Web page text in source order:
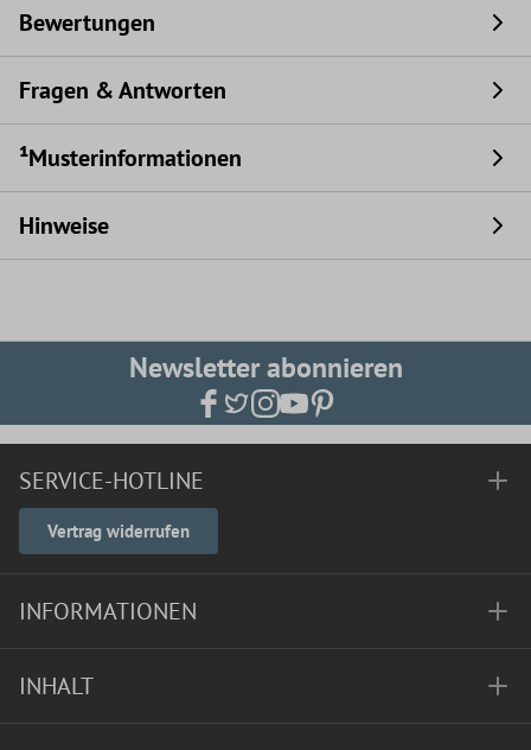
Bewertungen
Fragen & Antworten
¹Musterinformationen
Hinweise
Newsletter abonnieren
SERVICE-HOTLINE
Vertrag widerrufen
INFORMATIONEN
INHALT